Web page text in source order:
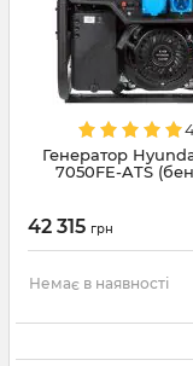
Генератор
7050FE-ATS
42 315 грн
Немає в наявності